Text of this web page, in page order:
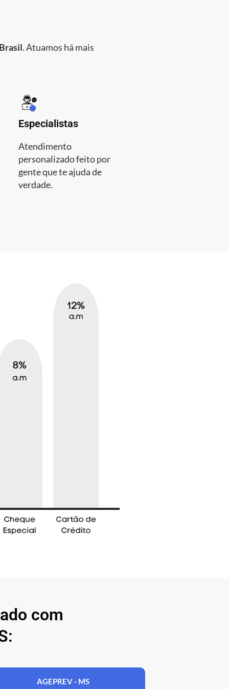
. Atuamos há mais
Especialistas
Atendimento
personalizado feito por
gente que te ajuda de
verdade.
com
AGEPREV - MS